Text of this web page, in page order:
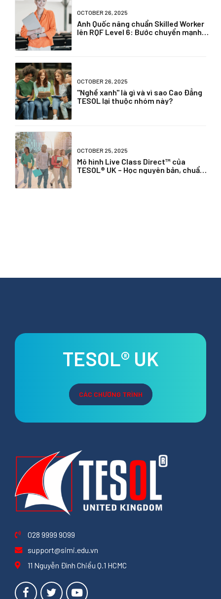
OCTOBER 26, 2025
Anh Quốc nâng chuẩn Skilled Worker
lên RQF Level 6: Bước chuyển mạnh
OCTOBER 26, 2025
"Nghề xanh" là gì và vì sao Cao Đẳng
TESOL lại thuộc nhóm này?
OCTOBER 25, 2025
Mô hình Live Class Direct™ của
TESOL® UK – Học nguyên bản, chuẩn
TESOL® UK
CÁC CHƯƠNG TRÌNH
028 9999 9099
support@simi.edu.vn
11 Nguyễn Đình Chiểu Q.1 HCMC